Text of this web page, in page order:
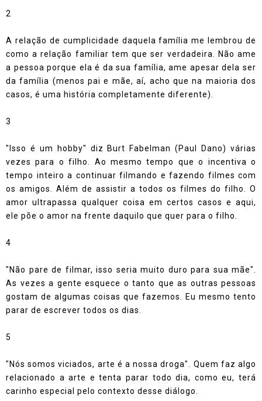
2
A relação de cumplicidade daquela família me lembrou de
como a relação familiar tem que ser verdadeira. Não ame
a pessoa porque ela é da sua família, ame apesar dela ser
da família (menos pai e mãe, aí, acho que na maioria dos
casos, é uma história completamente diferente).
3
"Isso é um hobby" diz Burt Fabelman (Paul Dano) várias
vezes para o filho. Ao mesmo tempo que o incentiva o
tempo inteiro a continuar filmando e fazendo filmes com
os amigos. Além de assistir a todos os filmes do filho. O
amor ultrapassa qualquer coisa em certos casos e aqui,
ele põe o amor na frente daquilo que quer para o filho.
4
"Não pare de filmar, isso seria muito duro para sua mãe".
As vezes a gente esquece o tanto que as outras pessoas
gostam de algumas coisas que fazemos. Eu mesmo tento
parar de escrever todos os dias.
5
"Nós somos viciados, arte é a nossa droga". Quem faz algo
relacionado a arte e tenta parar todo dia, como eu, terá
carinho especial pelo contexto desse diálogo.